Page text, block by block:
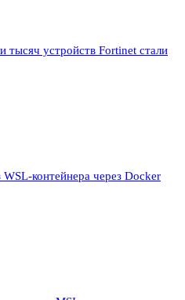
тысяч устройств Fortinet стали
контейнера через Docker